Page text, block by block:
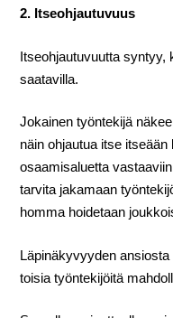
2. Itseohjautuvuus
Itseohjautuvuutta syntyy,
saatavilla.
Jokainen työntekijä
näin ohjautua itse
osaamisaluetta
tarvita jakamaan
homma hoidetaan
Läpinäkyvyyden
toisia työntekijöitä